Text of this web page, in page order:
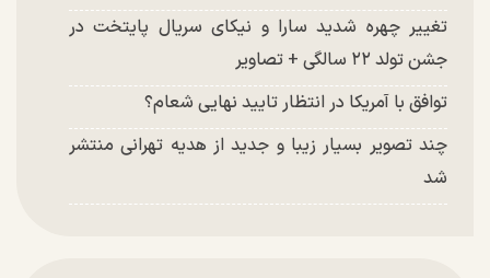
تغییر چهره شدید سارا و نیکای سریال پایتخت در
جشن تولد ۲۲ سالگی + تصاویر
توافق با آمریکا در انتظار تایید نهایی شعام؟
چند تصویر بسیار زیبا و جدید از هدیه تهرانی منتشر
شد